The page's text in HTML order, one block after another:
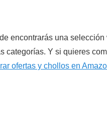
encontrarás una selección
categorías. Y si quieres
ofertas y chollos en